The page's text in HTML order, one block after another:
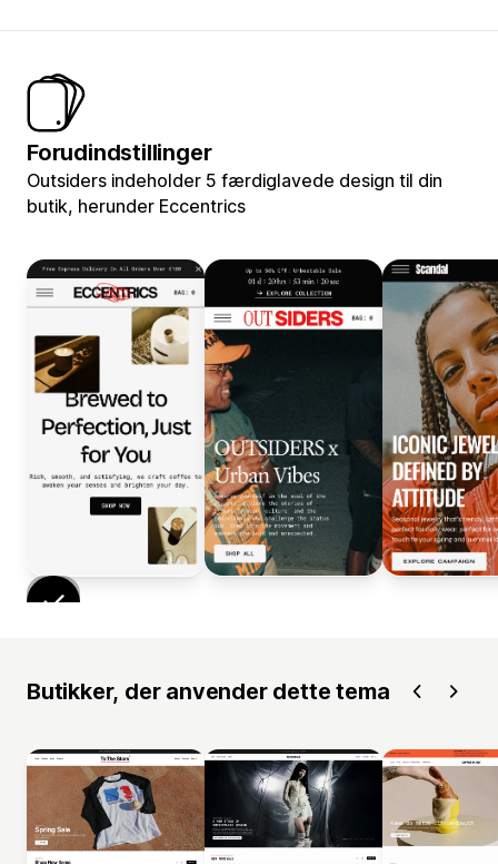
Forudindstillinger
Outsiders indeholder 5 færdiglavede design til din
butik, herunder Eccentrics
Butikker, der anvender dette tema